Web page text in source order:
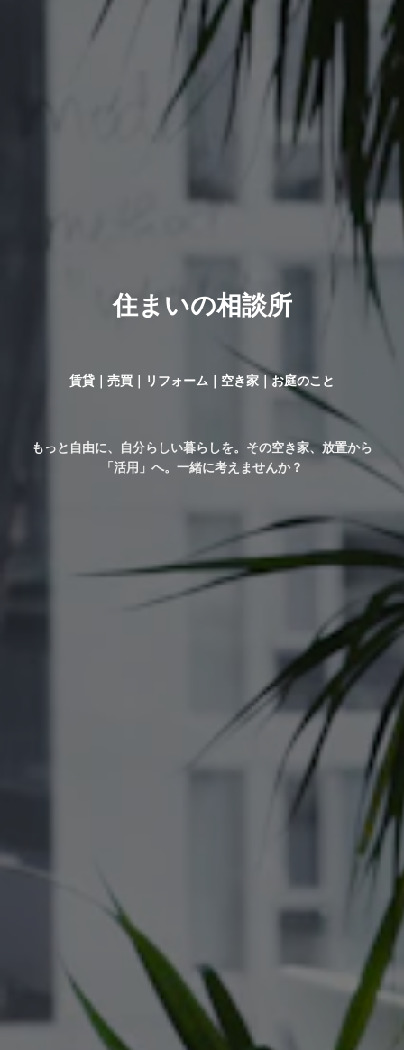
住まいの相談所
賃貸｜売買｜リフォーム｜空き家｜お庭のこと
もっと自由に、自分らしい暮らしを。その空き家、放置から
「活用」へ。一緒に考えませんか？